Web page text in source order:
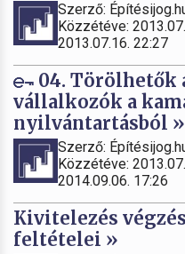
Szerző:
Közzétéve:
2013.07.16. 22:27
04. Törölhetők
vállalkozók a
nyilvántartásból »
Szerző:
Közzétéve:
2014.09.06. 17:26
Kivitelezés
feltételei »